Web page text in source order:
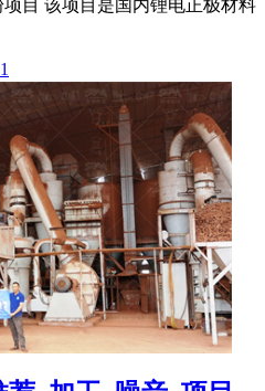
目 该项目是国内锂电正极材料